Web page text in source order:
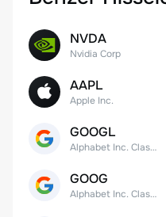
NVDA
Nvidia Corp
AAPL
Apple Inc.
GOOGL
Alphabet Inc. Class A Common Stock
GOOG
Alphabet Inc. Class C Capital Stock